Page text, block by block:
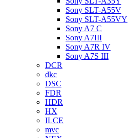
Sony SLT-A55V
Sony SLT-A55VY
Sony A7 C
Sony A7III
Sony A7R IV
Sony A7S III
DCR
dkc
DSC
FDR
HDR
HX
ILCE
mvc